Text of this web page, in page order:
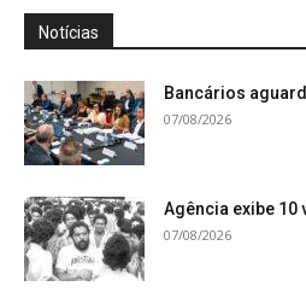
Notícias
Bancários
07/08/2026
Agência exibe 10
07/08/2026